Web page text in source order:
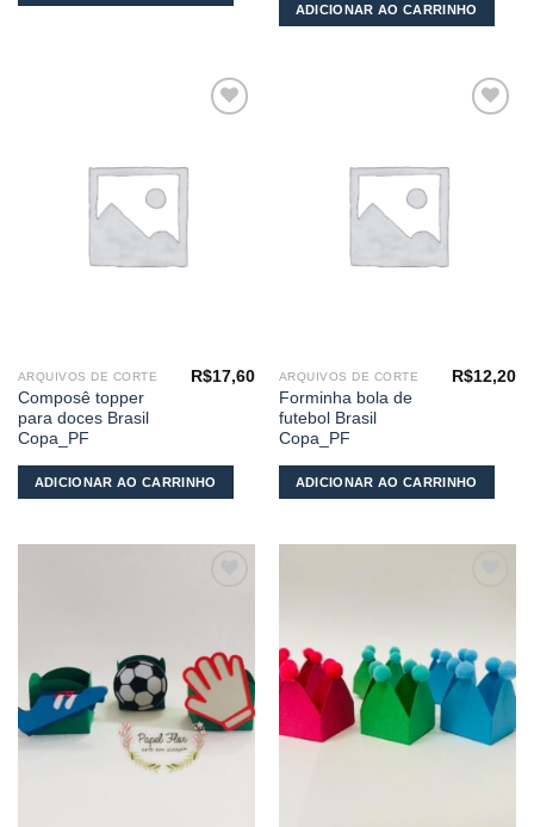
ADICIONAR AO CARRINHO
ARQUIVOS DE CORTE
Composê topper
para doces Brasil
Copa_PF
R$17,60
ADICIONAR AO CARRINHO
ARQUIVOS DE CORTE
Forminha bola de
futebol Brasil
Copa_PF
R$12,20
ADICIONAR AO CARRINHO
desejos
desejos